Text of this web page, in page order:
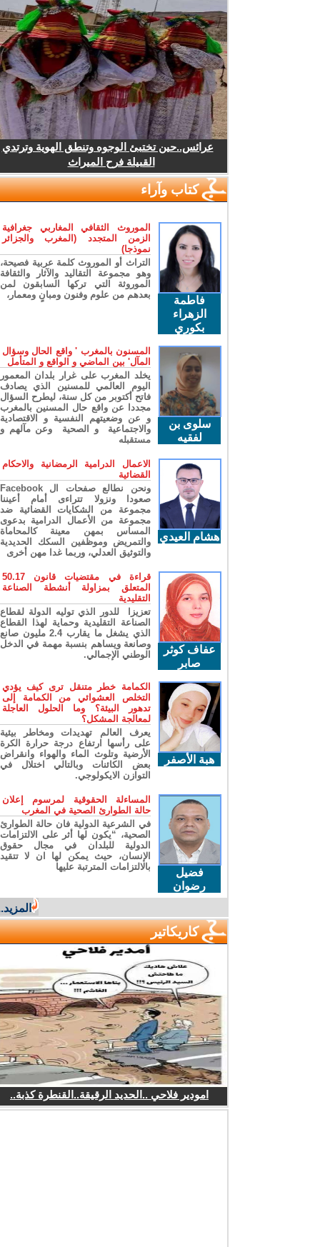
عرائس..حين تختبئ الوجوه وتنطق الهوية وترتدي
القبيلة فرح الميراث
كتاب وآراء
فاطمة
الزهراء
بكوري
الموروث الثقافي المغاربي جغرافية
الزمن المتجدد (المغرب والجزائر
نموذجا)
التراث أو الموروث كلمة عربية فصيحة،
وهو مجموعة التقاليد والآثار والثقافة
الموروثة التي تركها السابقون لمن
بعدهم من علوم وفنون ومبانٍ ومعمار،
سلوى بن
لفقيه
المسنون بالمغرب ' واقع الحال وسؤال
المآل' بين الماضي و الواقع و المتأمل
يخلد المغرب على غرار بلدان المعمور
اليوم العالمي للمسنين الذي يصادف
فاتح أكتوبر من كل سنة، ليطرح السؤال
مجددا عن واقع حال المسنين بالمغرب
و عن وضعيتهم النفسية و الاقتصادية
والاجتماعية و الصحية وعن مآلهم و
مستقبله
هشام العيدي
الاعمال الدرامية الرمضانية والاحكام
القضائية
ونحن نطالع صفحات ال Facebook
صعودا ونزولا تتراءى أمام أعيننا
مجموعة من الشكايات القضائية ضد
مجموعة من الأعمال الدرامية بدعوى
المساس بمهن معينة كالمحاماة
والتمريض وموظفين السكك الحديدية
والتوثيق العدلي، وربما غدا مهن أخرى
عفاف كوثر
صابر
قراءة في مقتضيات قانون 50.17
المتعلق بمزاولة أنشطة الصناعة
التقليدية
تعزيزا للدور الذي توليه الدولة لقطاع
الصناعة التقليدية وحماية لهذا القطاع
الذي يشغل ما يقارب 2.4 مليون صانع
وصانعة ويساهم بنسبة مهمة في الدخل
الوطني الإجمالي.
هبة الأصفر
الكمامة خطر متنقل ترى كيف يؤدي
التخلص العشوائي من الكمامة إلى
تدهور البيئة؟ وما الحلول العاجلة
لمعالجة المشكل؟
يعرف العالم تهديدات ومخاطر بيئية
على رأسها ارتفاع درجة حرارة الكرة
الأرضية وتلوث الماء والهواء وانقراض
بعض الكائنات وبالتالي اختلال في
التوازن الايكولوجي.
فضيل
رضوان
المساءلة الحقوقية لمرسوم إعلان
حالة الطوارئ الصحية في المغرب
في الشرعية الدولية فان حالة الطوارئ
الصحية، “يكون لها أثر على الالتزامات
الدولية للبلدان في مجال حقوق
الإنسان، حيث يمكن لها ان لا تتقيد
بالالتزامات المترتبة عليها
المزيد...
كاريكاتير
امودير فلاحي ..الحديد الرقيقة..القنطرة كذبة..